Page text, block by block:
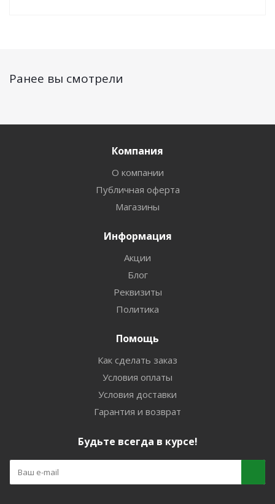
Ранее вы смотрели
Компания
О компании
Публичная оферта
Магазины
Информация
Акции
Блог
Реквизиты
Политика
Помощь
Как сделать заказ
Условия оплаты
Условия доставки
Гарантия и возврат
Будьте всегда в курсе!